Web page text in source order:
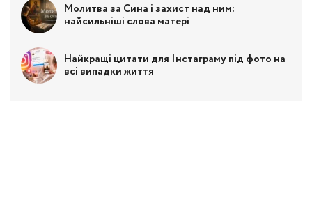
Молитва за Сина і захист над ним:
найсильніші слова матері
Найкращі цитати для Інстаграму під фото на
всі випадки життя